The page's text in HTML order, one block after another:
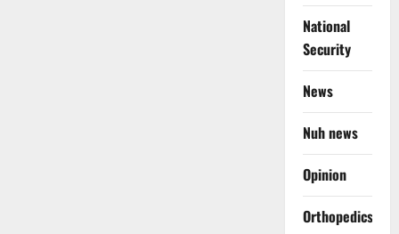
National
Security
News
Nuh news
Opinion
Orthopedics